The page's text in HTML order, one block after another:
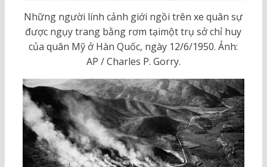
Những người lính cảnh giới ngồi trên xe quân sự
được ngụy trang bằng rơm tạimột trụ sở chỉ huy
của quân Mỹ ở Hàn Quốc, ngày 12/6/1950. Ảnh:
AP / Charles P. Gorry.